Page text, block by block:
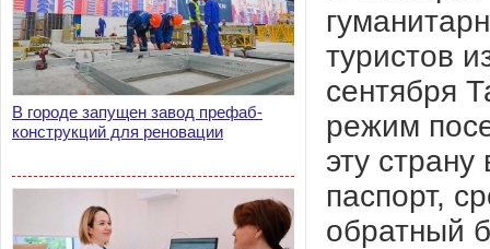
В городе запущен завод префаб-
конструкций для реновации
туристов
сентября
режим
эту
паспорт,
обратный